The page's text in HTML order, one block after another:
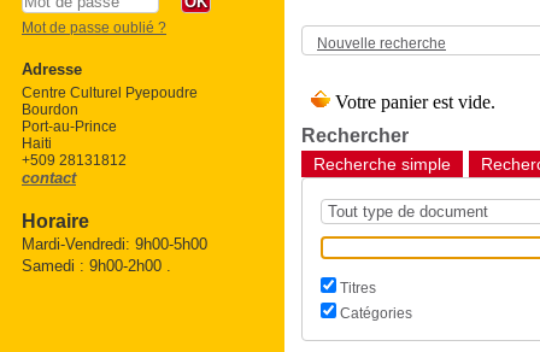
Nouvelle recherche
Rechercher
Recherche simple
Titres
Catégories
Mot de passe oublié ?
Adresse
Centre Culturel Pyepoudre
Bourdon
Port-au-Prince
Haiti
+509 28131812
contact
Horaire
Mardi-Vendredi: 9h00-5h00
Samedi : 9h00-2h00 .